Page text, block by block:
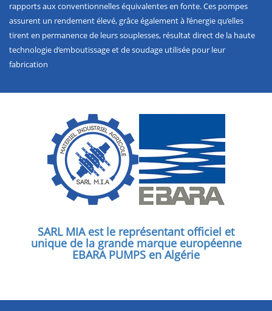
rapports aux conventionnelles équivalentes en fonte. Ces pompes
assurent un rendement élevé, grâce également à l’énergie qu’elles
tirent en permanence de leurs souplesses, résultat direct de la haute
technologie d’emboutissage et de soudage utilisée pour leur
fabrication
SARL MIA est le représentant officiel et
unique de la grande marque européenne
EBARA PUMPS en Algérie